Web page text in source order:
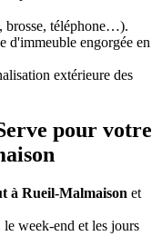
brosse, téléphone…).
d'immeuble engorgée en
extérieure des
pour votre
à Rueil-Malmaison et
le week-end et les jours